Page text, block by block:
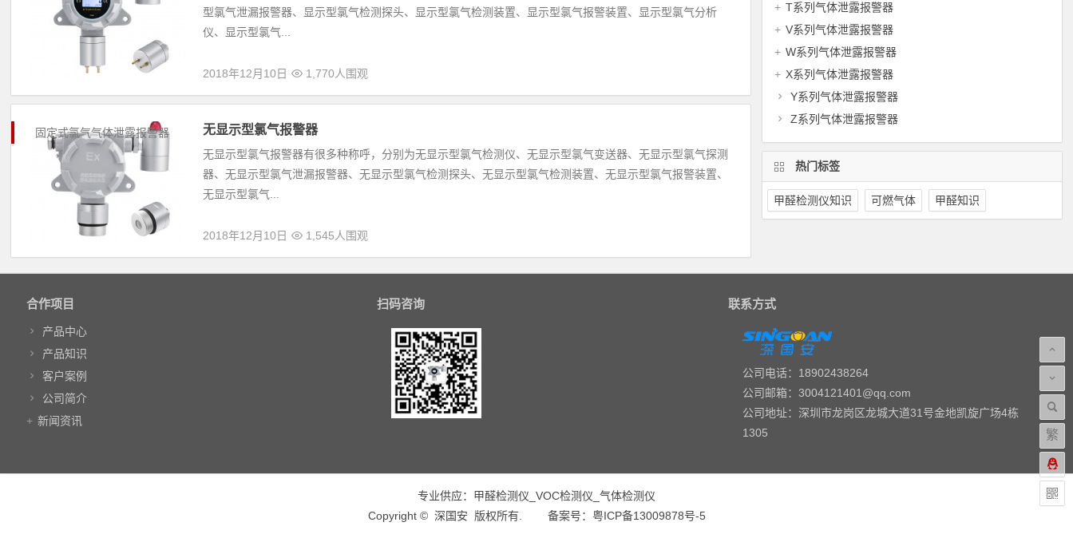
型氯气泄漏报警器、显示型氯气检测探头、显示型氯气检测装置、显示型氯气报警装置、显示型氯气分析
仪、显示型氯气...
2018年12月10日 1,770人围观 阅读全文
固定式氯气气体泄露报警器 无显示型氯气报警器
无显示型氯气报警器有很多种称呼，分别为无显示型氯气检测仪、无显示型氯气变送器、无显示型氯气探测
器、无显示型氯气泄漏报警器、无显示型氯气检测探头、无显示型氯气检测装置、无显示型氯气报警装置、
无显示型氯气...
2018年12月10日 1,545人围观
T系列气体泄露报警器
V系列气体泄露报警器
W系列气体泄露报警器
X系列气体泄露报警器
Y系列气体泄露报警器
Z系列气体泄露报警器
热门标签
甲醛检测仪知识 可燃气体 甲醛知识
合作项目
产品中心
产品知识
客户案例
公司简介
新闻资讯
扫码咨询 联系方式
公司电话：18902438264
公司邮箱：3004121401@qq.com
公司地址：深圳市龙岗区龙城大道31号金地凯旋广场4栋
1305
专业供应： 甲醛检测仪 VOC检测仪 气体检测仪
Copyright © 深国安 版权所有. 备案号：粤ICP备13009878号-5
繁